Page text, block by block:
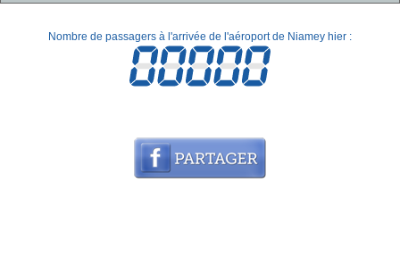
Nombre de passagers à l'arrivée de l'aéroport de Niamey hier :